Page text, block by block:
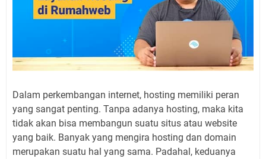
Dalam perkembangan internet, hosting memiliki peran
yang sangat penting. Tanpa adanya hosting, maka kita
tidak akan bisa membangun suatu situs atau website
yang baik. Banyak yang mengira hosting dan domain
merupakan suatu hal yang sama. Padahal, keduanya